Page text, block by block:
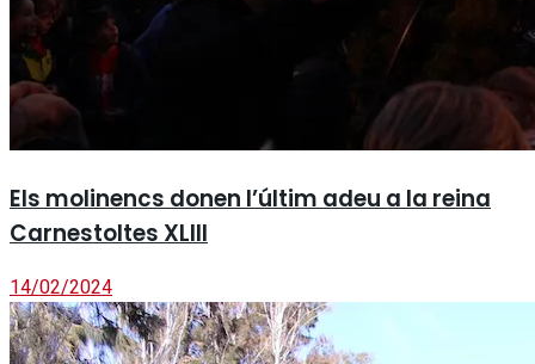
Els molinencs donen l’últim adeu a la reina
Carnestoltes XLIII
14/02/2024